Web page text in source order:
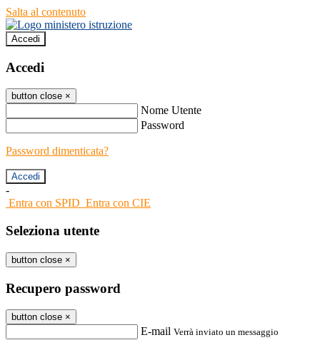
Salta al contenuto
Accedi
Accedi
button close ×
Nome Utente
Password
Password dimenticata?
-
Entra con SPID Entra con CIE
Seleziona utente
button close ×
Recupero password
button close ×
E-mail Verrà inviato un messaggio